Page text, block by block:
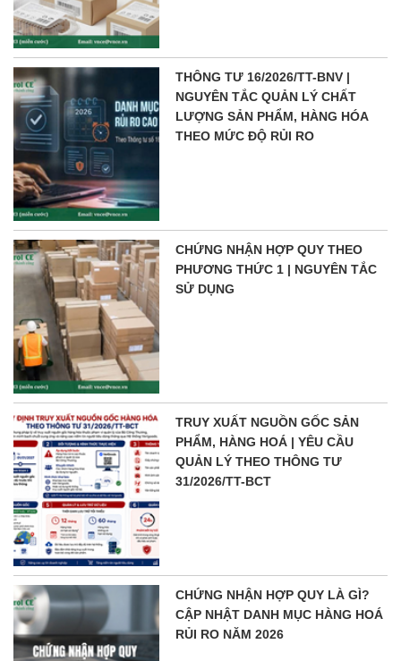
THÔNG TƯ 16/2026/TT-BNV |
NGUYÊN TẮC QUẢN LÝ CHẤT
LƯỢNG SẢN PHẨM, HÀNG HÓA
THEO MỨC ĐỘ RỦI RO
CHỨNG NHẬN HỢP QUY THEO
PHƯƠNG THỨC 1 | NGUYÊN TẮC
SỬ DỤNG
TRUY XUẤT NGUỒN GỐC SẢN
PHẨM, HÀNG HOÁ | YÊU CẦU
QUẢN LÝ THEO THÔNG TƯ
31/2026/TT-BCT
CHỨNG NHẬN HỢP QUY LÀ GÌ?
CẬP NHẬT DANH MỤC HÀNG HOÁ
RỦI RO NĂM 2026